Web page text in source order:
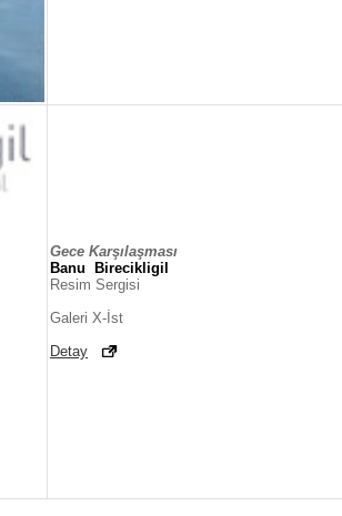
Gece Karşılaşması
Banu Birecikligil
Resim Sergisi
Galeri X-İst
Detay